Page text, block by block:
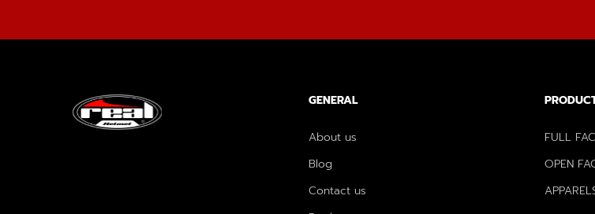
GENERAL
About us
Blog
Contact us
FULL
OPEN